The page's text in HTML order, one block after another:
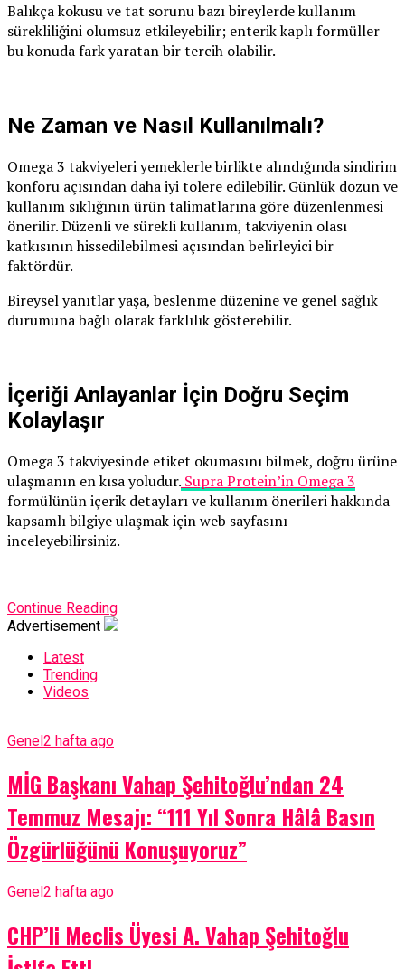
Balıkça kokusu ve tat sorunu bazı bireylerde kullanım
sürekliliğini olumsuz etkileyebilir; enterik kaplı formüller
bu konuda fark yaratan bir tercih olabilir.
Ne Zaman ve Nasıl Kullanılmalı?
Omega 3 takviyeleri yemeklerle birlikte alındığında sindirim
konforu açısından daha iyi tolere edilebilir. Günlük dozun ve
kullanım sıklığının ürün talimatlarına göre düzenlenmesi
önerilir. Düzenli ve sürekli kullanım, takviyenin olası
katkısının hissedilebilmesi açısından belirleyici bir
faktördür.
Bireysel yanıtlar yaşa, beslenme düzenine ve genel sağlık
durumuna bağlı olarak farklılık gösterebilir.
İçeriği Anlayanlar İçin Doğru Seçim
Kolaylaşır
Omega 3 takviyesinde etiket okumasını bilmek, doğru ürüne
ulaşmanın en kısa yoludur. Supra Protein’in Omega 3
formülünün içerik detayları ve kullanım önerileri hakkında
kapsamlı bilgiye ulaşmak için web sayfasını
inceleyebilirsiniz.
Continue Reading
Advertisement
Latest
Trending
Videos
Genel2 hafta ago
MİG Başkanı Vahap Şehitoğlu’ndan 24
Temmuz Mesajı: “111 Yıl Sonra Hâlâ Basın
Özgürlüğünü Konuşuyoruz”
Genel2 hafta ago
CHP’li Meclis Üyesi A. Vahap Şehitoğlu